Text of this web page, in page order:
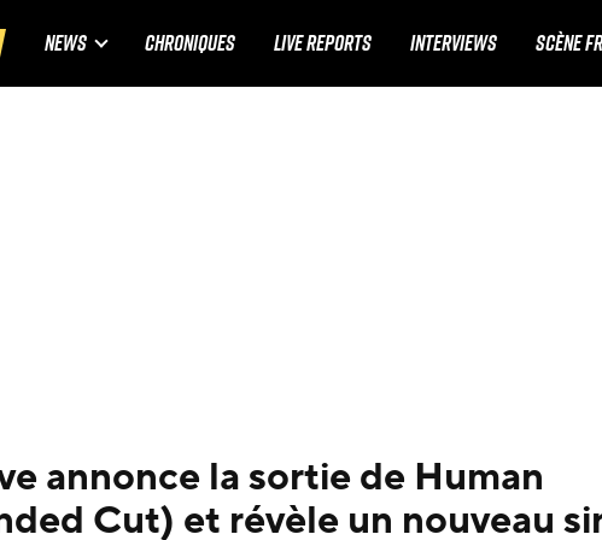
NEWS CHRONIQUES LIVE REPORTS INTERVIEWS SCÈNE FR
annonce la sortie de Human
Cut) et révèle un nouveau